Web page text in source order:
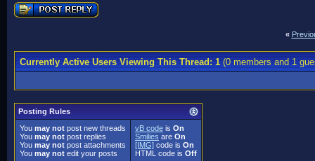
«
Currently Active Users Viewing This Thread: 1(0 members and 1
Posting Rules
You may not post new threads
You may not post replies
You may not post attachments
You may not edit your posts
vB code is On
Smilies are On
[IMG] code is On
HTML code is Off